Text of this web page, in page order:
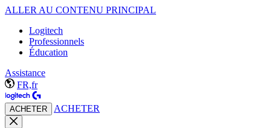
ALLER AU CONTENU PRINCIPAL
Logitech
Professionnels
Éducation
Assistance
FR,fr
ACHETER ACHETER